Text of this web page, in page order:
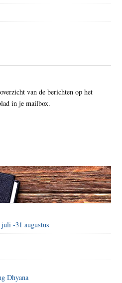
van de berichten op het
in je mailbox.
-31 augustus
Dhyana